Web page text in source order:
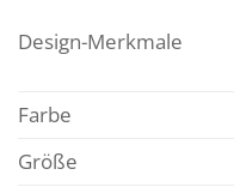
Design-Merkmale
Farbe
Größe